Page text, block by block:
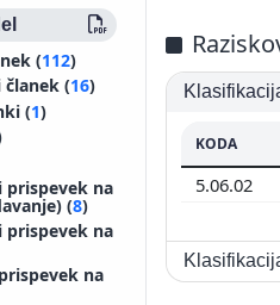
(112)
(16)
(1)
prispevek na
(8)
prispevek na
na
KODA
5.06.02